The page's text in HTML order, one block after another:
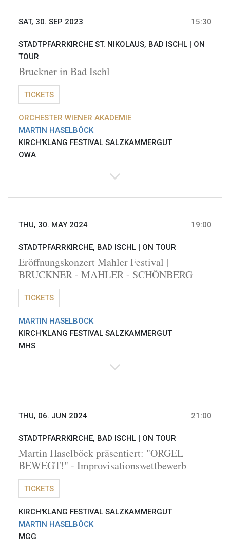
SAT, 30. SEP 2023 15:30
STADTPFARRKIRCHE ST. NIKOLAUS, BAD ISCHL | ON
TOUR
Bruckner in Bad Ischl
TICKETS
ORCHESTER WIENER AKADEMIE
MARTIN HASELBÖCK
KIRCH'KLANG FESTIVAL SALZKAMMERGUT
OWA
THU, 30. MAY 2024 19:00
STADTPFARRKIRCHE, BAD ISCHL | ON TOUR
Eröffnungskonzert Mahler Festival |
BRUCKNER - MAHLER - SCHÖNBERG
TICKETS
MARTIN HASELBÖCK
KIRCH'KLANG FESTIVAL SALZKAMMERGUT
MHS
THU, 06. JUN 2024 21:00
STADTPFARRKIRCHE, BAD ISCHL | ON TOUR
Martin Haselböck präsentiert: "ORGEL
BEWEGT!" - Improvisationswettbewerb
TICKETS
KIRCH'KLANG FESTIVAL SALZKAMMERGUT
MARTIN HASELBÖCK
MGG